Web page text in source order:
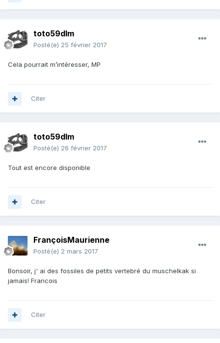
toto59dlm
Posté(e) 25 février 2017
Cela pourrait m’intéresser, MP
Citer
toto59dlm
Posté(e) 26 février 2017
Tout est encore disponible
Citer
FrançoisMaurienne
Posté(e) 2 mars 2017
Bonsoir, j' ai des fossiles de petits vertebré du muschelkak si
jamais! Francois
Citer